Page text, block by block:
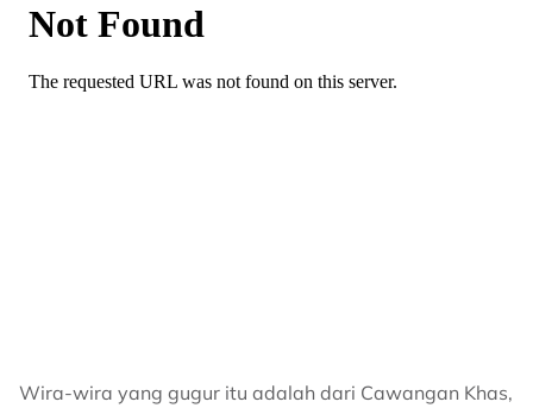
Wira-wira yang gugur itu adalah dari Cawangan Khas,